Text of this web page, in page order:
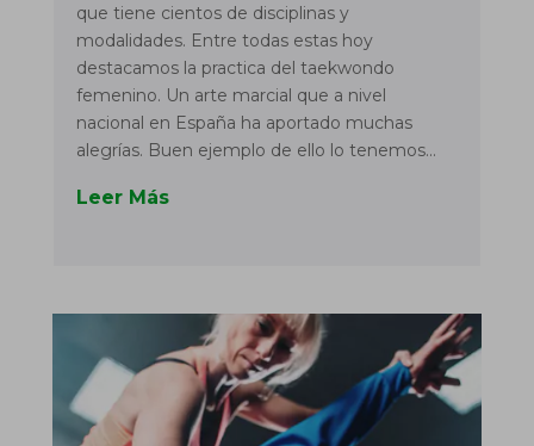
que tiene cientos de disciplinas y
modalidades. Entre todas estas hoy
destacamos la practica del taekwondo
femenino. Un arte marcial que a nivel
nacional en España ha aportado muchas
alegrías. Buen ejemplo de ello lo tenemos...
Leer Más